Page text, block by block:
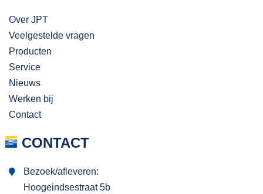
Over JPT
Veelgestelde vragen
Producten
Service
Nieuws
Werken bij
Contact
CONTACT
Bezoek/afleveren:
Hoogeindsestraat 5b